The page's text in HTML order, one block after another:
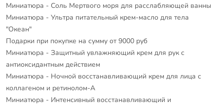
Миниатюра - Соль Мертвого моря для расслабляющей ванны
Миниатюра - Ультра питательный крем-масло для тела
"Океан"
Подарки при покупке на сумму от 9000 руб
Миниатюра - Защитный увлажняющий крем для рук с
антиоксидантным действием
Миниатюра - Ночной восстанавливающий крем для лица с
коллагеном и ретинолом-А
Миниатюра - Интенсивный восстанавливающий и